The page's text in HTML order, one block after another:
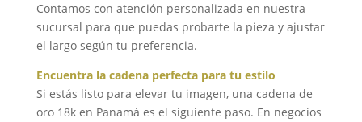
Contamos con atención personalizada en nuestra
sucursal para que puedas probarte la pieza y ajustar
el largo según tu preferencia.
Encuentra la cadena perfecta para tu estilo
Si estás listo para elevar tu imagen, una cadena de
oro 18k en Panamá es el siguiente paso. En negocios